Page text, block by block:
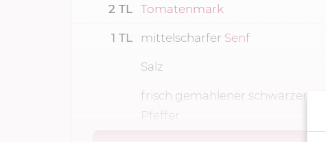
2 TL Tomatenmark
1 TL mittelscharfer Senf
Salz
frisch gemahlener schwarzer
Pfeffer